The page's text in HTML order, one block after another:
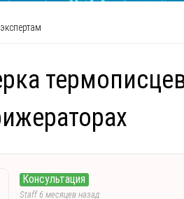
Консультация
Staff6 месяцев назад